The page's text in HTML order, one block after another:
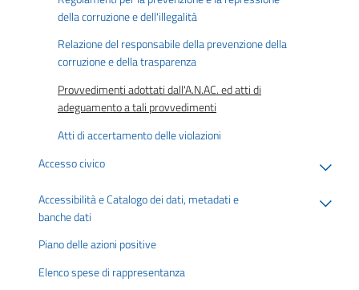
della corruzione e dell'illegalità
Relazione del responsabile della prevenzione della
corruzione e della trasparenza
Provvedimenti adottati dall'A.N.AC. ed atti di
adeguamento a tali provvedimenti
Atti di accertamento delle violazioni
Accesso civico
Accessibilità e Catalogo dei dati, metadati e
banche dati
Piano delle azioni positive
Elenco spese di rappresentanza